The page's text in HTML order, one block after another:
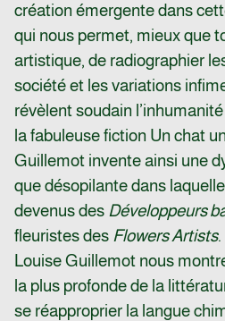
création émergente dans
qui nous permet, mieux que
artistique, de radiographier
société et les variations
révèlent soudain
la fabuleuse fiction Un chat
Guillemot invente ainsi une
que désopilante dans
devenus des Développeurs
fleuristes des Flowers Artists.
Louise Guillemot nous
la plus profonde de la
se réapproprier la langue